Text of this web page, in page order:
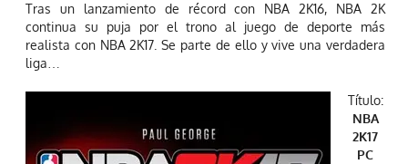
Tras un lanzamiento de récord con NBA 2K16, NBA 2K
continua su puja por el trono al juego de deporte más
realista con NBA 2K17. Se parte de ello y vive una verdadera
liga…
Título:
NBA
2K17
PC